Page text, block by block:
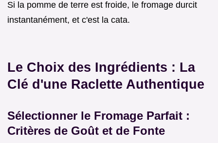
Si la pomme de terre est froide, le fromage durcit
instantanément, et c'est la cata.
Le Choix des Ingrédients : La
Clé d'une Raclette Authentique
Sélectionner le Fromage Parfait :
Critères de Goût et de Fonte